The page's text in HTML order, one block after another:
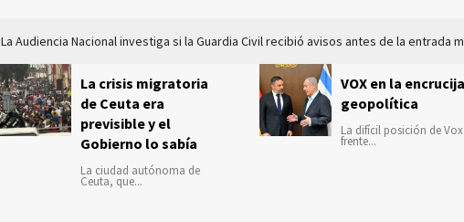
La Audiencia Nacional investiga si la Guardia Civil recibió avisos antes de la entrada
La crisis migratoria
de Ceuta era
previsible y el
Gobierno lo sabía
La ciudad autónoma de
Ceuta, que...
VOX en la
geopolítica
La difícil posición de Vox
frente...